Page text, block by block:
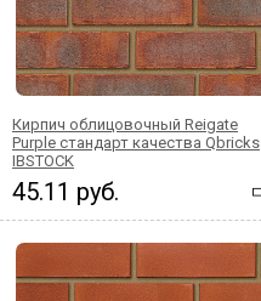
Кирпич облицовочный Reigate
Purple стандарт качества Qbricks
IBSTOCK
45.11 руб.